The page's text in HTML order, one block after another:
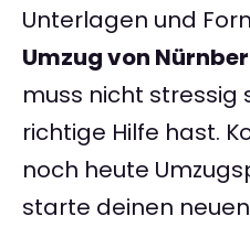
Unterlagen und
Umzug von
muss nicht stressig
richtige Hilfe hast.
noch heute
starte deinen